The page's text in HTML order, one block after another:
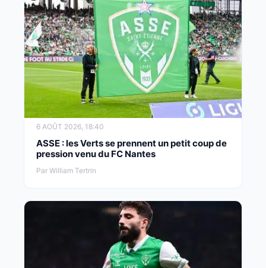
6 AOÛT 2026, 18:40
ASSE : les Verts se prennent un petit coup de
pression venu du FC Nantes
Par William Tertrin